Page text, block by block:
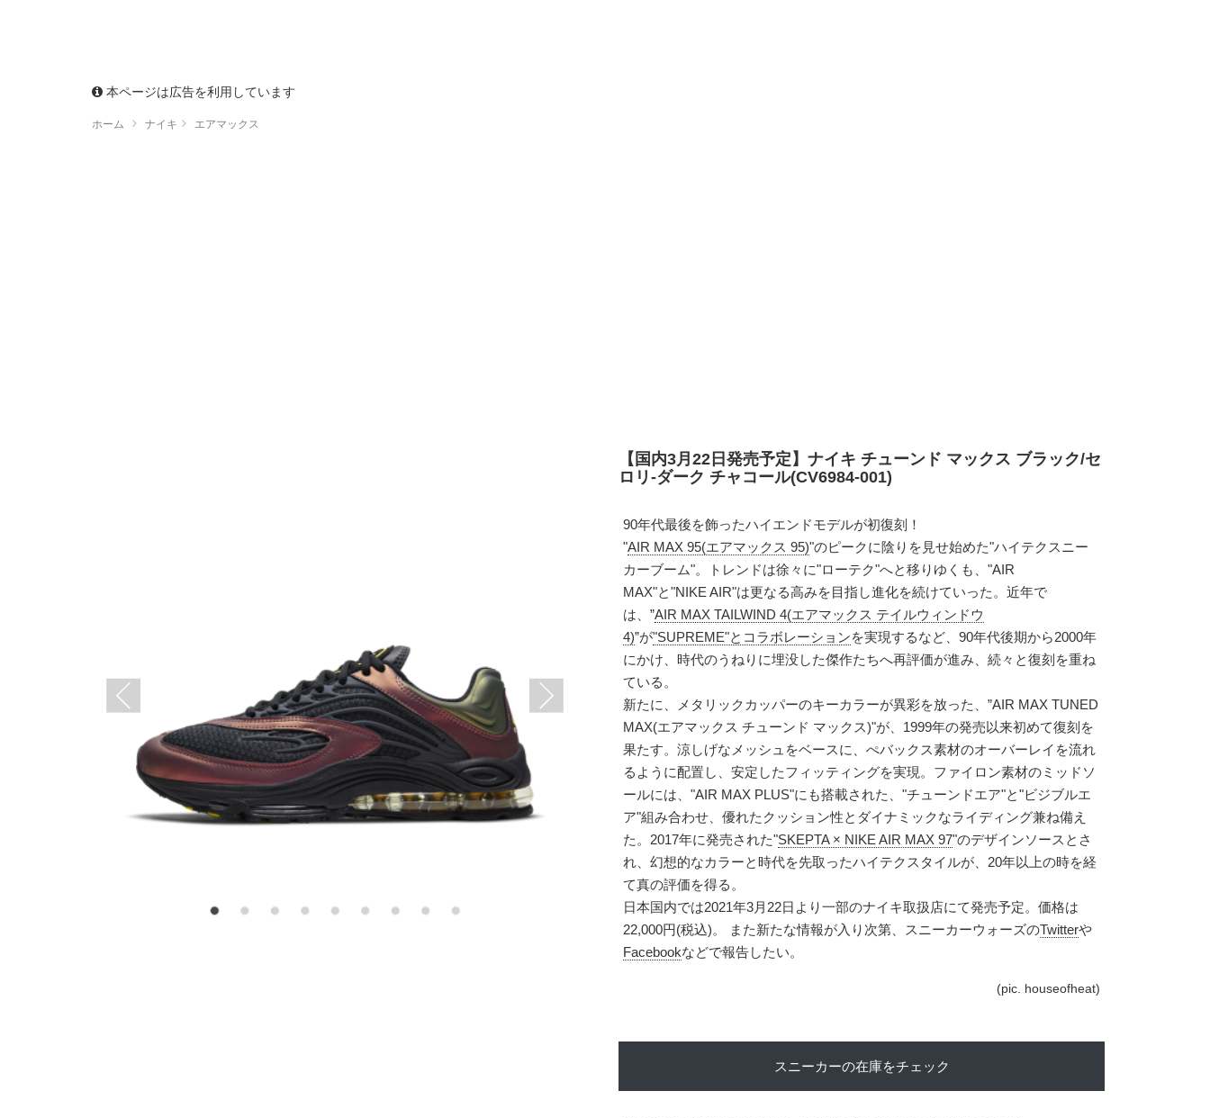
本ページは広告を利用しています
ホーム ナイキ エアマックス
【国内3月22日発売予定】ナイキ チューンド マックス ブラック/セ
ロリ-ダーク チャコール(CV6984-001)
90年代最後を飾ったハイエンドモデルが初復刻！
"AIR MAX 95(エアマックス 95)"のピークに陰りを見せ始めた"ハイテクスニー
カーブーム"。トレンドは徐々に"ローテク"へと移りゆくも、"AIR
MAX"と"NIKE AIR"は更なる高みを目指し進化を続けていった。近年で
は、”AIR MAX TAILWIND 4(エアマックス テイルウィンドウ
4)”が"SUPREME"とコラボレーションを実現するなど、90年代後期から2000年
にかけ、時代のうねりに埋没した傑作たちへ再評価が進み、続々と復刻を重ね
ている。
新たに、メタリックカッパーのキーカラーが異彩を放った、”AIR MAX TUNED
MAX(エアマックス チューンド マックス)"が、1999年の発売以来初めて復刻を
果たす。涼しげなメッシュをベースに、ぺバックス素材のオーバーレイを流れ
るように配置し、安定したフィッティングを実現。ファイロン素材のミッドソ
ールには、"AIR MAX PLUS"にも搭載された、"チューンドエア"と"ビジブルエ
ア"組み合わせ、優れたクッション性とダイナミックなライディング兼ね備え
た。2017年に発売された"SKEPTA × NIKE AIR MAX 97"のデザインソースとさ
れ、幻想的なカラーと時代を先取ったハイテクスタイルが、20年以上の時を経
て真の評価を得る。
日本国内では2021年3月22日より一部のナイキ取扱店にて発売予定。価格は
22,000円(税込)。 また新たな情報が入り次第、スニーカーウォーズのTwitterや
Facebookなどで報告したい。
(pic. houseofheat)
スニーカーの在庫をチェック